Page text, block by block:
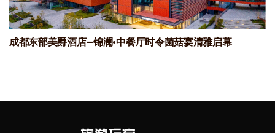
成都东部美爵酒店—锦澜·中餐厅时令菌菇宴清雅启幕